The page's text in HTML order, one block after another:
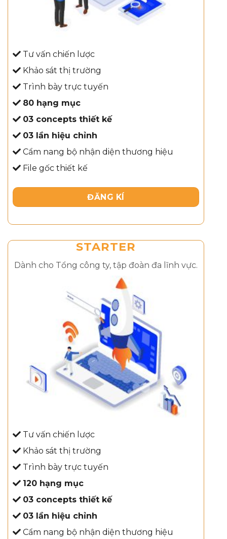
Tư vấn chiến lược
Khảo sát thị trường
Trình bày trực tuyến
80 hạng mục
03 concepts thiết kế
03 lần hiệu chỉnh
Cẩm nang bộ nhận diện thương hiệu
File gốc thiết kế
ĐĂNG KÍ
STARTER
Dành cho Tổng công ty, tập đoàn đa lĩnh vực.
Tư vấn chiến lược
Khảo sát thị trường
Trình bày trực tuyến
120 hạng mục
03 concepts thiết kế
03 lần hiệu chỉnh
Cẩm nang bộ nhận diện thương hiệu